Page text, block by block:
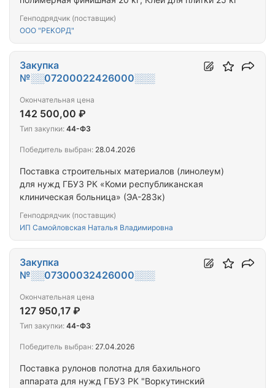
Генподрядчик (поставщик)
ООО "РЕКОРД"
Поставка строительных материалов (линолеум)
для нужд ГБУЗ РК «Коми республиканская
клиническая больница» (ЭА-283к)
Генподрядчик (поставщик)
ИП Самойловская Наталья Владимировна
Закупка
№░░07200022426000░░░
Окончательная цена
142 500,00 ₽
Тип закупки: 44-ФЗ
Победитель выбран: 28.04.2026
Поставка рулонов полотна для бахильного
аппарата для нужд ГБУЗ РК "Воркутинский
Закупка
№░░07300032426000░░░
Окончательная цена
127 950,17 ₽
Тип закупки: 44-ФЗ
Победитель выбран: 27.04.2026